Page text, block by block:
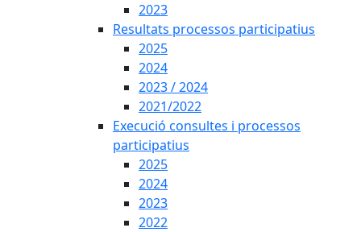
2023
Resultats processos participatius
2025
2024
2023 / 2024
2021/2022
Execució consultes i processos
participatius
2025
2024
2023
2022